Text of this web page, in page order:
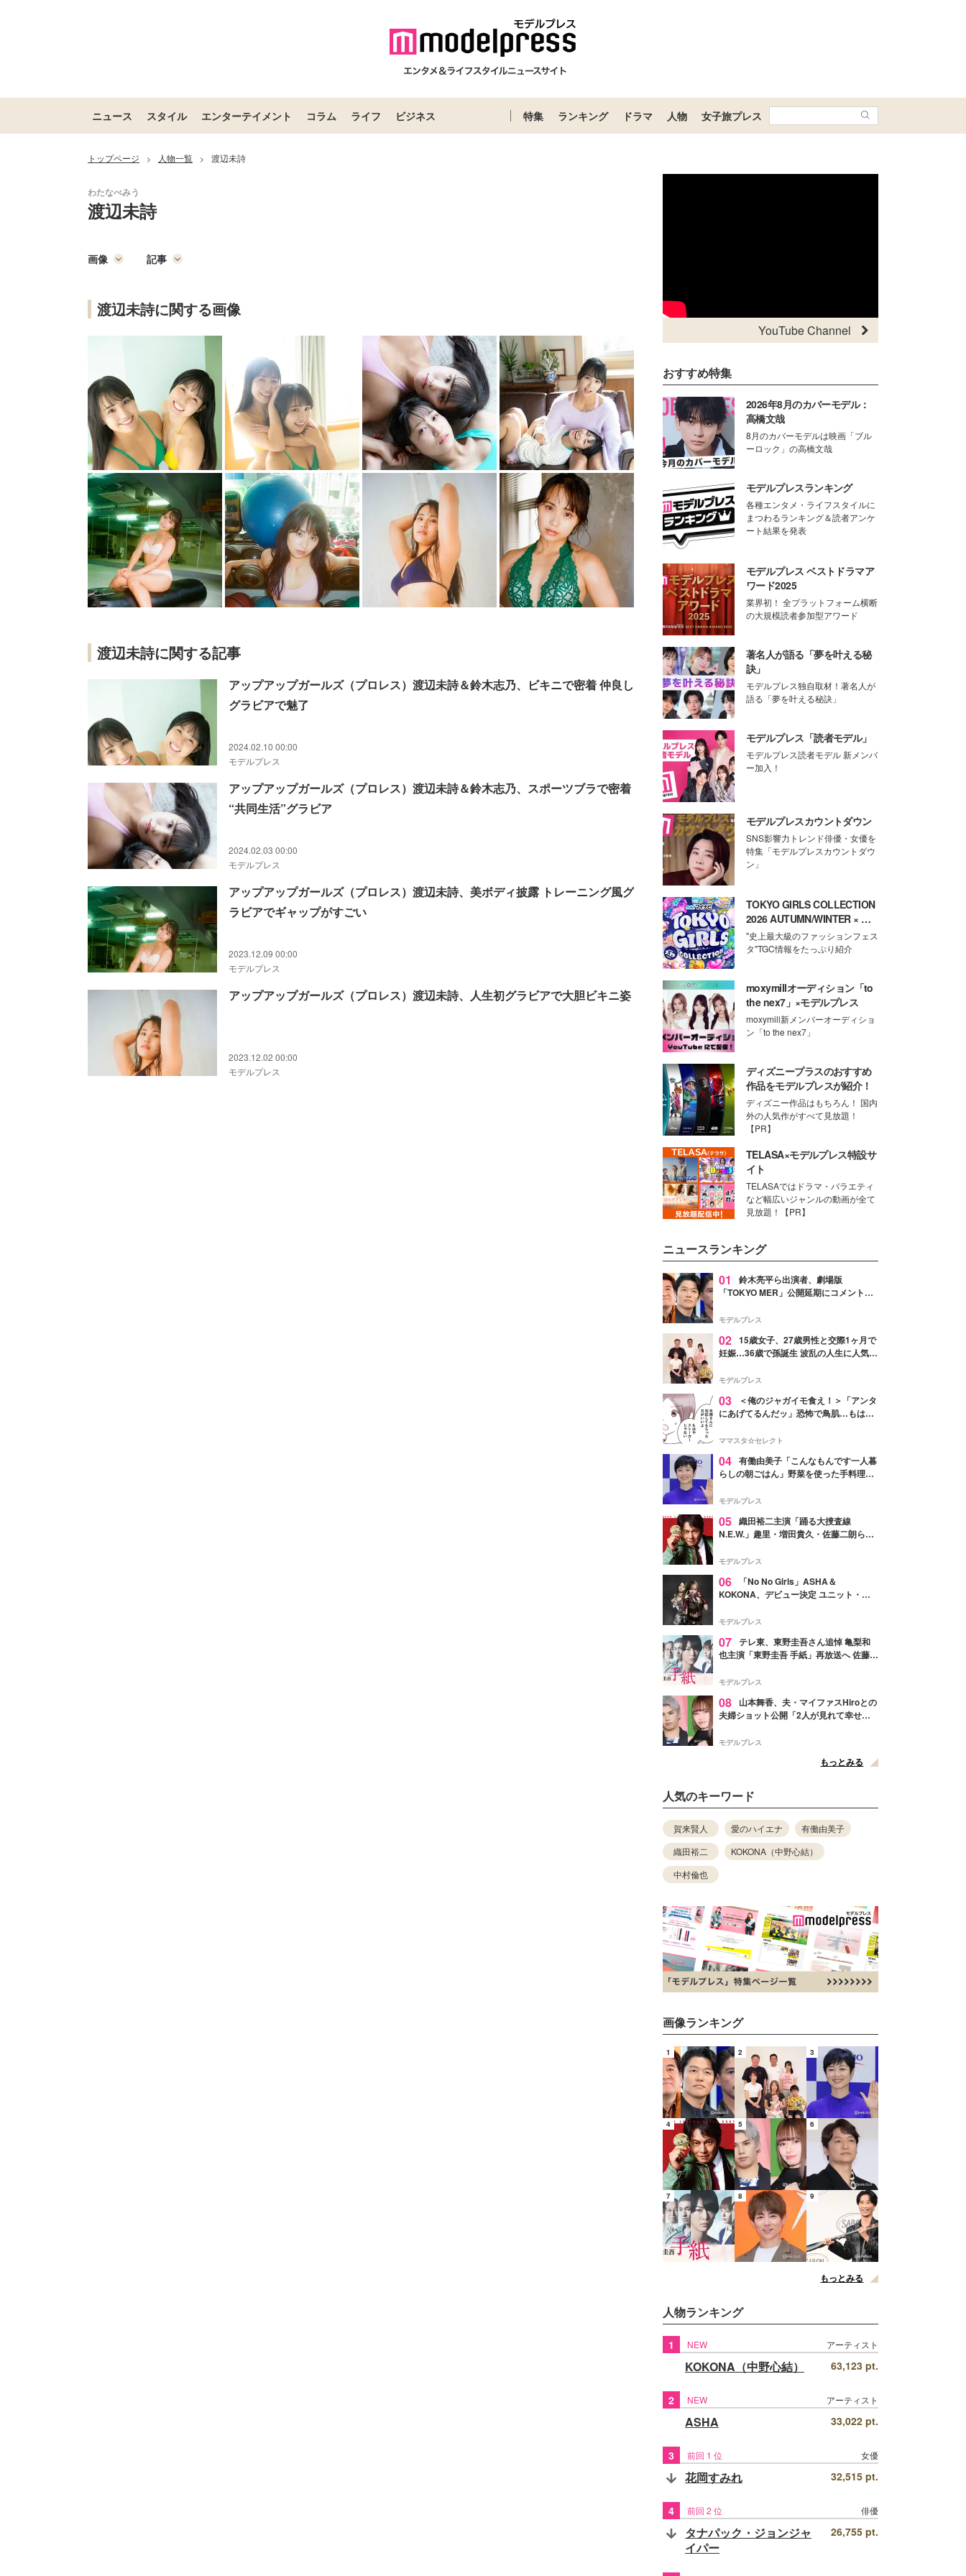
ニュース スタイル エンターテイメント コラム ライフ ビジネス 特集 ランキング ドラマ 人物 女子旅プレス
トップページ > 人物一覧 > 渡辺未詩
渡辺未詩
画像 記事
渡辺未詩に関する画像
渡辺未詩に関する記事
アップアップガールズ（プロレス）渡辺未詩＆鈴木志乃、ビキニで密着 仲良し
グラビアで魅了
2024.02.10 00:00
モデルプレス
アップアップガールズ（プロレス）渡辺未詩＆鈴木志乃、スポーツブラで密着
“共同生活”グラビア
2024.02.03 00:00
モデルプレス
アップアップガールズ（プロレス）渡辺未詩、美ボディ披露 トレーニング風グ
ラビアでギャップがすごい
2023.12.09 00:00
モデルプレス
アップアップガールズ（プロレス）渡辺未詩、人生初グラビアで大胆ビキニ姿
2023.12.02 00:00
モデルプレス
YouTube Channel
おすすめ特集
2026年8月のカバーモデル：
高橋文哉
8月のカバーモデルは映画「ブル
ーロック」の高橋文哉
モデルプレスランキング
各種エンタメ・ライフスタイルに
まつわるランキング＆読者アンケ
ート結果を発表
モデルプレス ベストドラマア
ワード2025
業界初！ 全プラットフォーム横断
の大規模読者参加型アワード
著名人が語る「夢を叶える秘
訣」
モデルプレス独自取材！著名人が
語る「夢を叶える秘訣」
モデルプレス「読者モデル」
モデルプレス読者モデル 新メンバ
ー加入！
モデルプレスカウントダウン
SNS影響力トレンド俳優・女優を
特集「モデルプレスカウントダウ
ン」
TOKYO GIRLS COLLECTION
2026 AUTUMN/WINTER × モ
デルプレス
"史上最大級のファッションフェス
タ"TGC情報をたっぷり紹介
moxymillオーディション「to
the nex7」×モデルプレス
moxymill新メンバーオーディショ
ン「to the nex7」
ディズニープラスのおすすめ
作品をモデルプレスが紹介！
ディズニー作品はもちろん！ 国内
外の人気作がすべて見放題！
【PR】
TELASA×モデルプレス特設サ
イト
TELASAではドラマ・バラエティ
など幅広いジャンルの動画が全て
見放題！【PR】
ニュースランキング
01
鈴木亮平ら出演者、劇場版
「TOKYO MER」公開延期にコメント
最大の敬意とエールを」
モデルプレス
02 15歳女子、27歳男性と交際1ヶ月で
妊娠…36歳で孫誕生 波乱の人生に人気タ
よ！」
モデルプレス
03
＜俺のジャガイモ食え！＞「アンタ
にあげてるんだッ」恐怖で鳥肌…もはや
ママスタ☆セレクト
04 有働由美子「こんなもんです一人暮
らしの朝ごはん」野菜を使った手料理公
そう」と反響
モデルプレス
05 織田裕二主演「踊る大捜査線
N.E.W.」趣里・増田貴久・佐藤二朗ら新
徴する“謎のキーワード”も
モデルプレス
06
「No No Girls」ASHA＆
KOKONA、デビュー決定 ユニット・
リリースへ
モデルプレス
07 テレ東、東野圭吾さん追悼 亀梨和
也主演「東野圭吾 手紙」再放送へ 佐藤隆
モデルプレス
08
山本舞香、夫・マイファスHiroとの
夫婦ショット公開「2人が見れて幸せ」
モデルプレス
もっとみる
人気のキーワード
賀来賢人 愛のハイエナ
有働由美子
織田裕二
KOKONA（中野心結）
中村倫也
画像ランキング
1 2 3
4 5 6
7 8 9
もっとみる
人物ランキング
1 NEW アーティスト
KOKONA（中野心結） 63,123 pt.
2 NEW アーティスト
ASHA 33,022 pt.
3 前回 1 位 女優
花岡すみれ 32,515 pt.
4 前回 2 位 俳優
タナパック・ジョンジャ
イパー
26,755 pt.